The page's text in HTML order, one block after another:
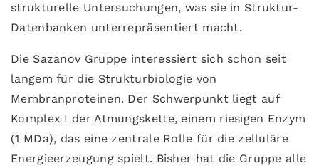
strukturelle Untersuchungen, was sie in Struktur-
Datenbanken unterrepräsentiert macht.
Die Sazanov Gruppe interessiert sich schon seit
langem für die Strukturbiologie von
Membranproteinen. Der Schwerpunkt liegt auf
Komplex I der Atmungskette, einem riesigen Enzym
(1 MDa), das eine zentrale Rolle für die zelluläre
Energieerzeugung spielt. Bisher hat die Gruppe alle